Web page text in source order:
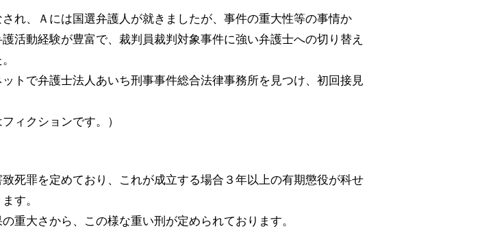
れ、Ａには国選弁護人が就きましたが、事件の重大性等の事情か
活動経験が豊富で、裁判員裁判対象事件に強い弁護士への切り替え
トで弁護士法人あいち刑事事件総合法律事務所を見つけ、初回接見
ィクションです。）
死罪を定めており、これが成立する場合３年以上の有期懲役が科せ
す。
重大さから、この様な重い刑が定められております。